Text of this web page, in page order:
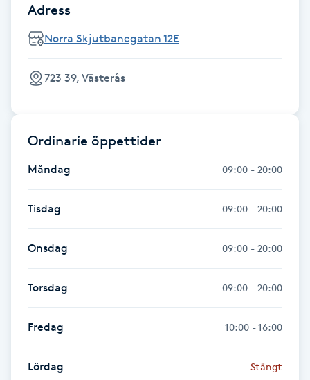
Healing
Herrklippning
HIFU
Hot Stone Massage
Hot yoga
Hudföryngring
Huduppstramning
Hudvård
Adress
Norra Skjutbanegatan 12E
723 39, Västerås
Ordinarie öppettider
Måndag 09:00 - 20:00
Tisdag 09:00 - 20:00
Onsdag 09:00 - 20:00
Torsdag 09:00 - 20:00
Fredag 10:00 - 16:00
Lördag Stängt